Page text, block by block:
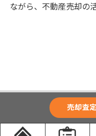
ながら、不動産売却の
売却査